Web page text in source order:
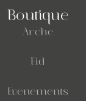
Boutique
Arche
Eid
Evenements